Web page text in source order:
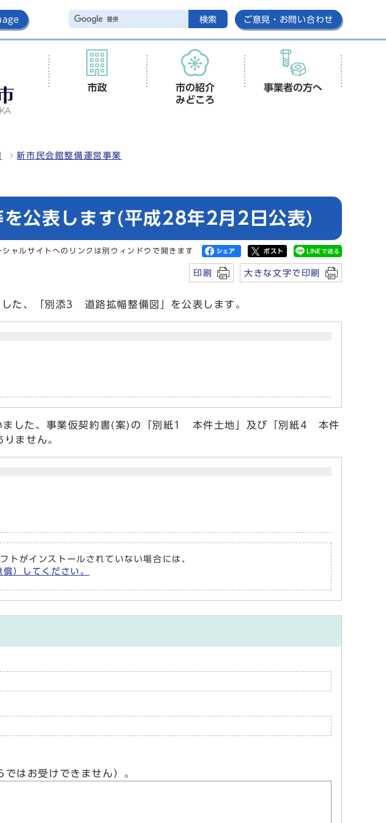
検索 ご意見・お問い合わせ
市政
市の紹介
みどころ
事業者の方へ
新市民会館整備運営事業
公表します(平成28年2月2日公表)
シャルサイトへのリンクは別ウィンドウで開きます
印刷 大きな文字で印刷
た、「別添3 道路拡幅整備図」を公表します。
した、事業仮契約書(案)の「別紙1 本件土地」及び「別紙4 本件
ません。
がインストールされていない場合には、
）してください。
はお受けできません）。